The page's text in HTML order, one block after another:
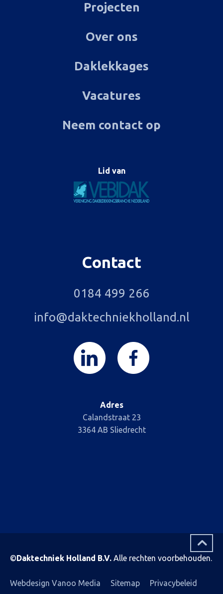
Contact
0184 499 266
info@daktechniekholland.nl
Adres
Calandstraat 23
3364 AB Sliedrecht
Projecten
Over ons
Daklekkages
Vacatures
Neem contact op
Lid van
©Daktechniek Holland B.V. Alle rechten voorbehouden.
Webdesign Vanoo Media Sitemap Privacybeleid